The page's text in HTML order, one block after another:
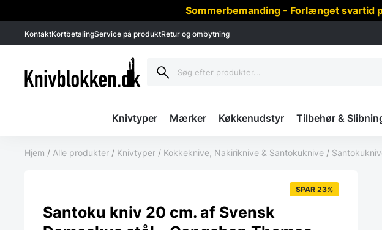
Sommerbemanding - Forlænget svartid
KontaktKortbetalingService på produktRetur og ombytning
Knivtyper Mærker Køkkenudstyr Tilbehør &
Hjem / Alle produkter / Knivtyper / Kokkeknive, Nakiriknive & Santokuknive /
SPAR 23%
Santoku kniv 20 cm. af Svensk